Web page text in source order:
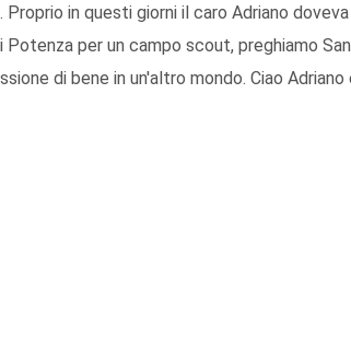
in questi giorni il caro Adriano
Potenza per un campo scout, preghiamo
di bene in un'altro mondo. Ciao